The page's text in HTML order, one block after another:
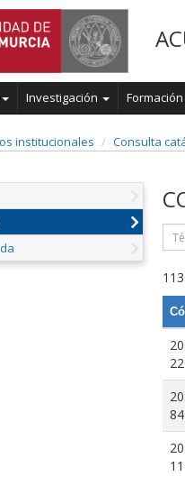
Investigación Formación
institucionales Consulta
84